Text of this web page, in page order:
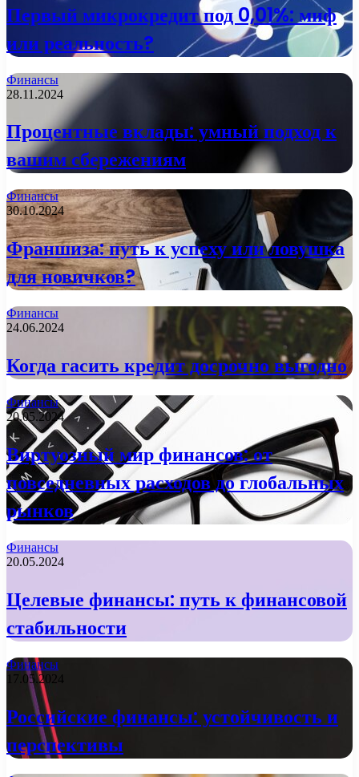
Первый микрокредит под 0,01%: миф
или реальность?
Финансы
28.11.2024
Процентные вклады: умный подход к
вашим сбережениям
Финансы
30.10.2024
Франшиза: путь к успеху или ловушка
для новичков?
Финансы
24.06.2024
Когда гасить кредит досрочно выгодно
Финансы
20.05.2024
Виртуозный мир финансов: от
повседневных расходов до глобальных
рынков
Финансы
20.05.2024
Целевые финансы: путь к финансовой
стабильности
Финансы
17.05.2024
Российские финансы: устойчивость и
перспективы